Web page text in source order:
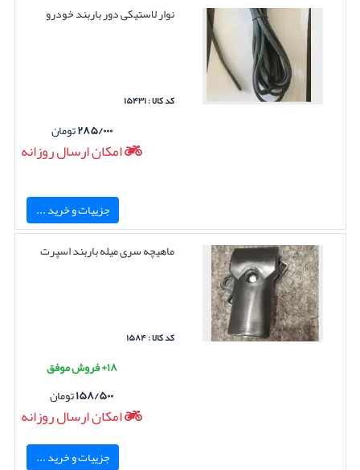
نوار لاستیکی دور باربند خودرو
کد کالا : ۱۵۴۳۱
۲۸۵/۰۰۰تومان
امکان ارسال روزانه
جزییات و خرید ...
ماهیچه سری میله باربند اسپرت
کد کالا : ۱۵۸۴
۱۸+ فروش موفق
۱۵۸/۵۰۰تومان
امکان ارسال روزانه
جزییات و خرید ...